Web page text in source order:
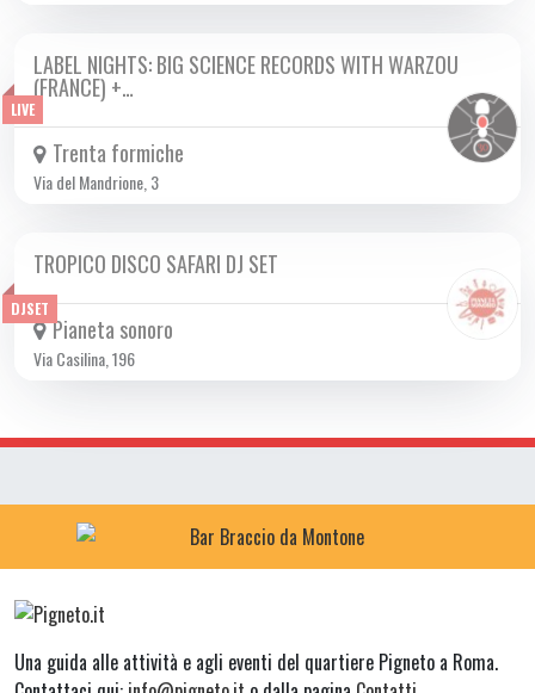
LIVE
VEN 24/11 2023
LABEL NIGHTS: BIG SCIENCE RECORDS WITH WARZOU
(FRANCE) +…
Trenta formiche
Via del Mandrione, 3
DJSET
VEN 24/11 2023
TROPICO DISCO SAFARI DJ SET
Pianeta sonoro
Via Casilina, 196
Una guida alle attività e agli eventi del quartiere Pigneto a Roma.